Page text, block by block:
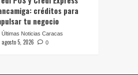
créditos para
tu negocio
Últimas Noticias Caracas
agosto 5, 2026 0